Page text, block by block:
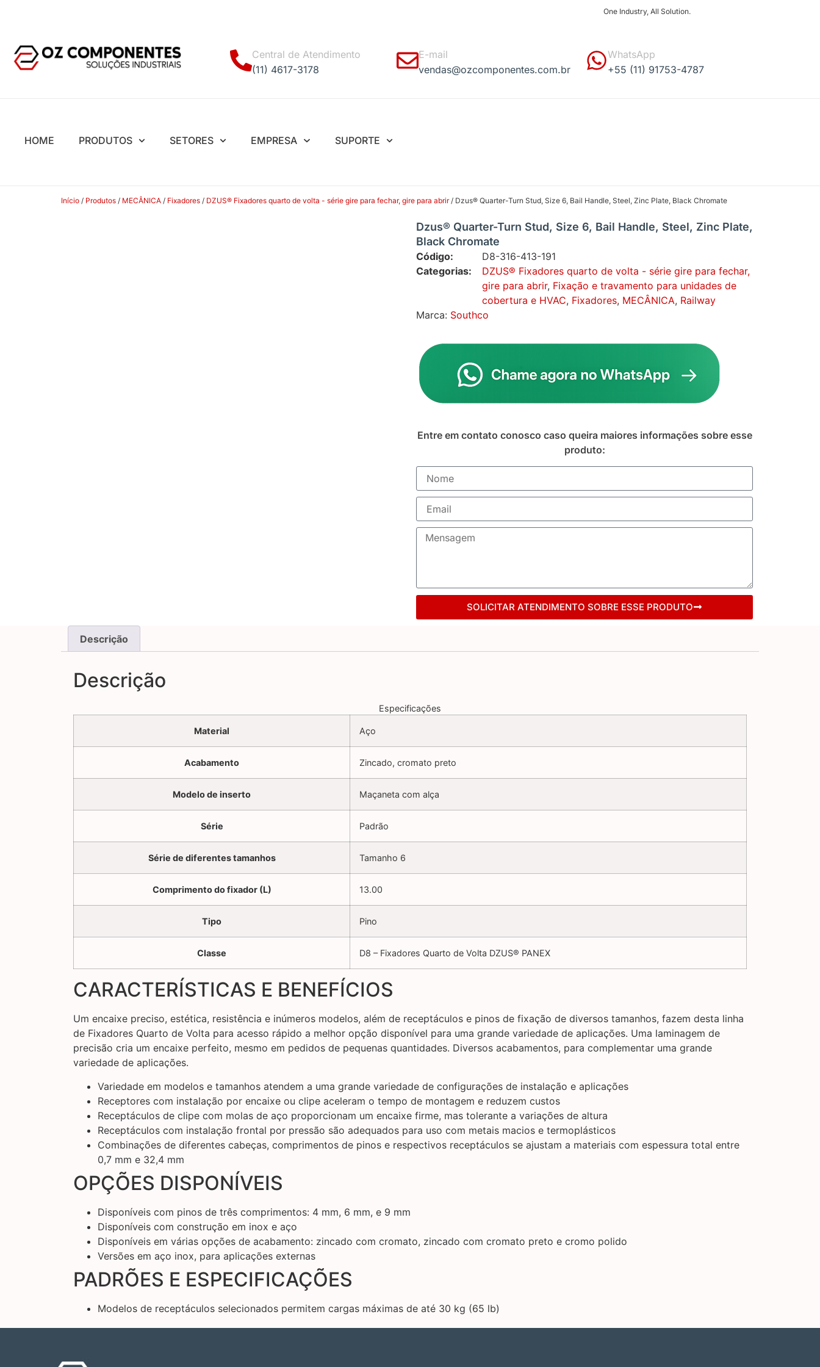
One Industry, All Solution.
Central de Atendimento
(11) 4617-3178
E-mail
vendas@ozcomponentes.com.br
WhatsApp
+55 (11) 91753-4787
HOME PRODUTOS SETORES EMPRESA SUPORTE
Início / Produtos / MECÂNICA / Fixadores / DZUS® Fixadores quarto de volta - série gire para fechar, gire para abrir/ Dzus® Quarter-Turn Stud, Size 6, Bail Handle, Steel, Zinc Plate, Black Chromate
Dzus® Quarter-Turn Stud, Size 6, Bail Handle, Steel, Zinc Plate,
Black Chromate
Código:
D8-316-413-191
Categorias:
DZUS® Fixadores quarto de volta - série gire para fechar,
gire para abrir, Fixação e travamento para unidades de
cobertura e HVAC, Fixadores, MECÂNICA, Railway
Marca: Southco
Entre em contato conosco caso queira maiores informações sobre esse
produto:
SOLICITAR ATENDIMENTO SOBRE ESSE PRODUTO
Descrição
Descrição
Especificações
Material Aço
Acabamento Zincado, cromato preto
Modelo de inserto Maçaneta com alça
Série Padrão
Série de diferentes tamanhos Tamanho 6
Comprimento do fixador (L) 13.00
Tipo Pino
Classe D8 – Fixadores Quarto de Volta DZUS® PANEX
CARACTERÍSTICAS E BENEFÍCIOS
Um encaixe preciso, estética, resistência e inúmeros modelos, além de receptáculos e pinos de fixação de diversos tamanhos, fazem desta linha
de Fixadores Quarto de Volta para acesso rápido a melhor opção disponível para uma grande variedade de aplicações. Uma laminagem de
precisão cria um encaixe perfeito, mesmo em pedidos de pequenas quantidades. Diversos acabamentos, para complementar uma grande
variedade de aplicações.
Variedade em modelos e tamanhos atendem a uma grande variedade de configurações de instalação e aplicações
Receptores com instalação por encaixe ou clipe aceleram o tempo de montagem e reduzem custos
Receptáculos de clipe com molas de aço proporcionam um encaixe firme, mas tolerante a variações de altura
Receptáculos com instalação frontal por pressão são adequados para uso com metais macios e termoplásticos
Combinações de diferentes cabeças, comprimentos de pinos e respectivos receptáculos se ajustam a materiais com espessura total entre
0,7 mm e 32,4 mm
OPÇÕES DISPONÍVEIS
Disponíveis com pinos de três comprimentos: 4 mm, 6 mm, e 9 mm
Disponíveis com construção em inox e aço
Disponíveis em várias opções de acabamento: zincado com cromato, zincado com cromato preto e cromo polido
Versões em aço inox, para aplicações externas
PADRÕES E ESPECIFICAÇÕES
Modelos de receptáculos selecionados permitem cargas máximas de até 30 kg (65 lb)